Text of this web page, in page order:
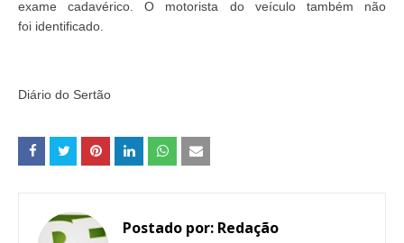
exame cadavérico. O motorista do veículo também não
foi identificado.
Diário do Sertão
Postado por: Redação